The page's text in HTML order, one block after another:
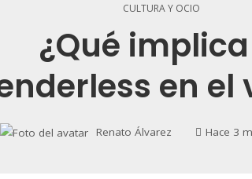
CULTURA Y OCIO
¿Qué
en el
Renato Álvarez Hace 3